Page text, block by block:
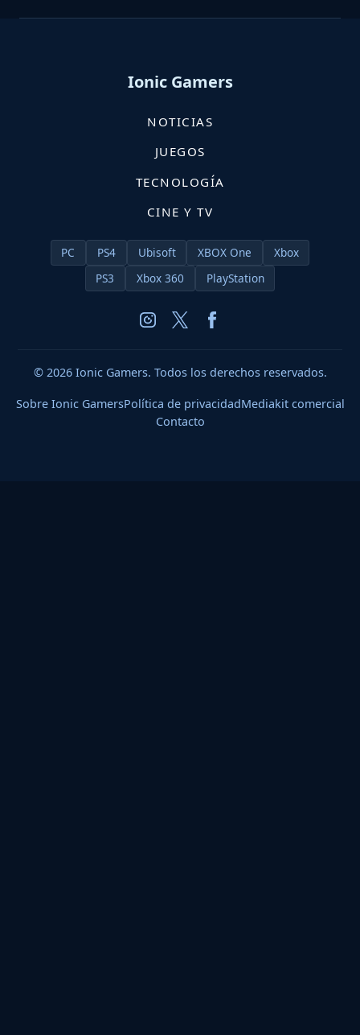
Ionic Gamers
NOTICIAS
JUEGOS
TECNOLOGÍA
CINE Y TV
PC PS4 Ubisoft XBOX One
Xbox
PS3
Xbox 360 PlayStation
© 2026 Ionic Gamers. Todos los derechos reservados.
Sobre Ionic GamersPolítica de privacidadMediakit comercial
Contacto